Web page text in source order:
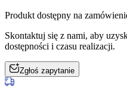
Produkt dostępny na
Skontaktuj się z nami, aby
dostępności i czasu realizacji.
Zgłoś zapytanie